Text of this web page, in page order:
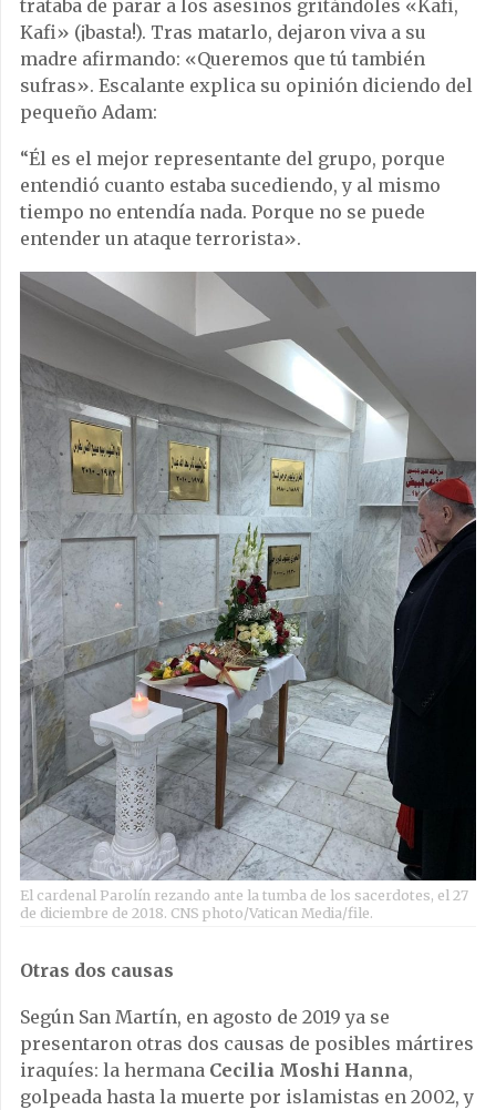
trataba de parar a los asesinos gritándoles «Kafi,
Kafi» (¡basta!). Tras matarlo, dejaron viva a su
madre afirmando: «Queremos que tú también
sufras». Escalante explica su opinión diciendo del
pequeño Adam:
“Él es el mejor representante del grupo, porque
entendió cuanto estaba sucediendo, y al mismo
tiempo no entendía nada. Porque no se puede
entender un ataque terrorista».
El cardenal Parolín rezando ante la tumba de los sacerdotes, el 27
de diciembre de 2018. CNS photo/Vatican Media/file.
Otras dos causas
Según San Martín, en agosto de 2019 ya se
presentaron otras dos causas de posibles mártires
iraquíes: la hermana Cecilia Moshi Hanna,
golpeada hasta la muerte por islamistas en 2002, y